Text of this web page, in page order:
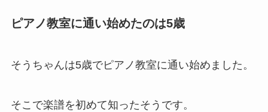
ピアノ教室に通い始めたのは5歳
そうちゃんは5歳でピアノ教室に通い始めました。
そこで楽譜を初めて知ったそうです。